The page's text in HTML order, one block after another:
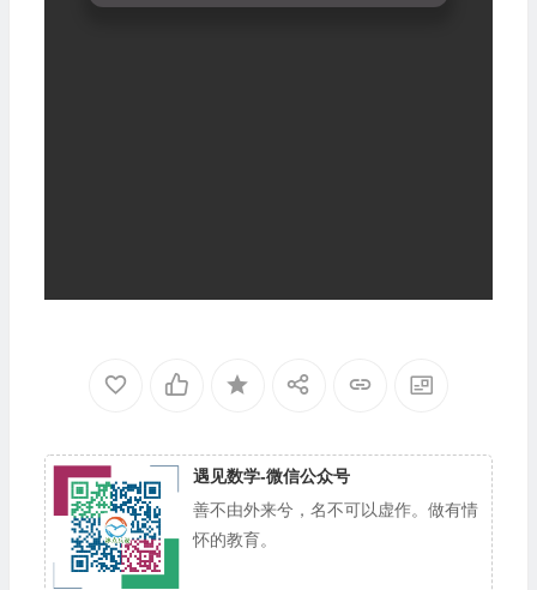
遇见数学-微信公众号
善不由外来兮，名不可以虚作。做有情
怀的教育。